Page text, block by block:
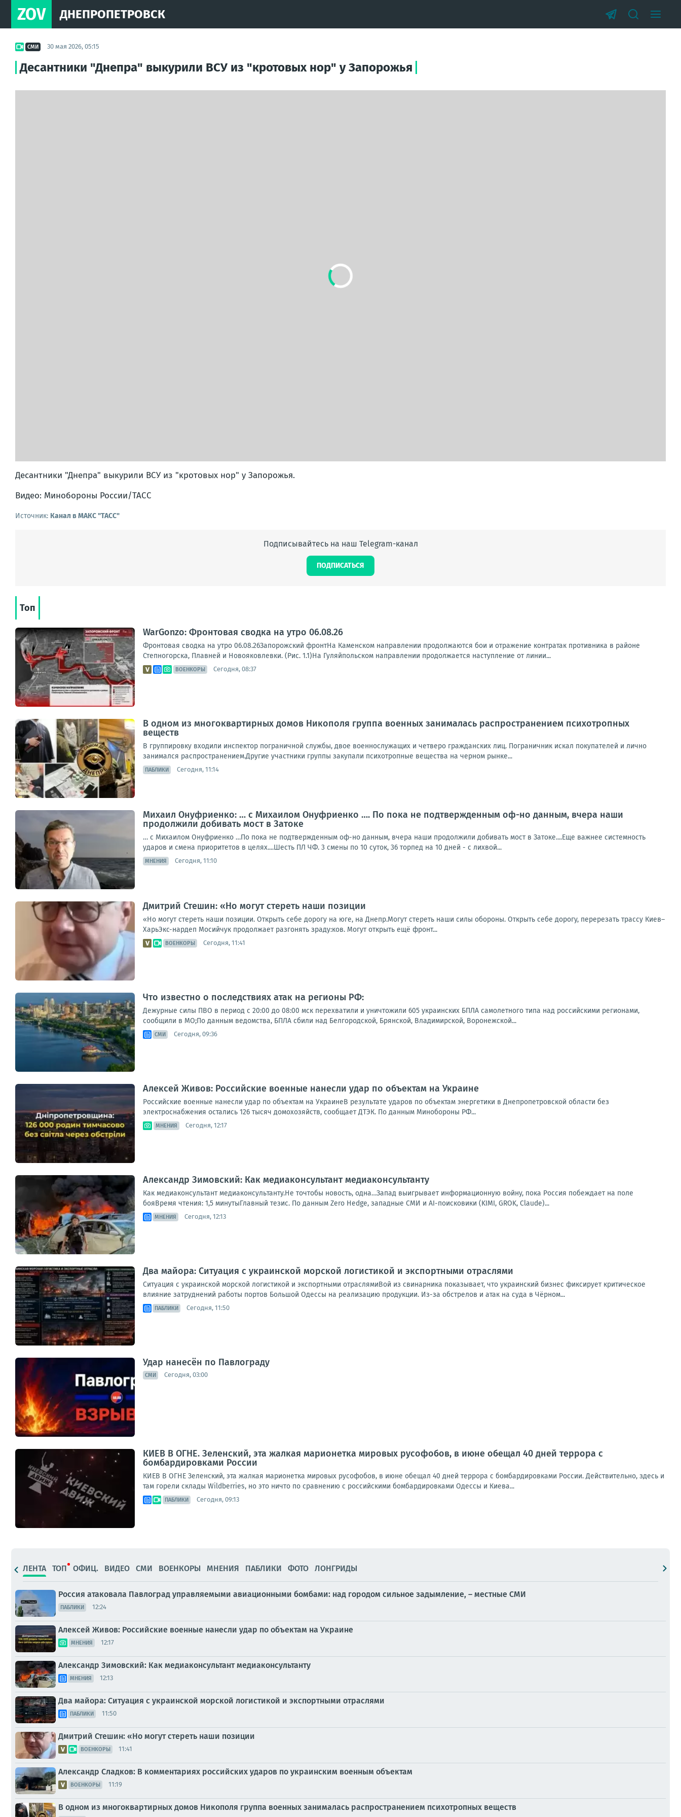
ZOV ДНЕПРОПЕТРОВСК
СМИ 30 мая 2026, 05:15
Десантники "Днепра" выкурили ВСУ из "кротовых нор" у Запорожья
Десантники "Днепра" выкурили ВСУ из "кротовых нор" у Запорожья.
Видео: Минобороны России/ТАСС
Источник: Канал в МАКС "ТАСС"
Подписывайтесь на наш Telegram-канал
ПОДПИСАТЬСЯ
Топ
WarGonzo: Фронтовая сводка на утро 06.08.26
Фронтовая сводка на утро 06.08.26Запорожский фронтНа Каменском направлении продолжаются бои и отражение контратак противника в районе
Степногорска, Плавней и Новояковлевки. (Рис. 1.1)На Гуляйпольском направлении продолжается наступление от линии...
ВОЕНКОРЫ Сегодня, 08:37
В одном из многоквартирных домов Никополя группа военных занималась распространением психотропных
веществ
В группировку входили инспектор пограничной службы, двое военнослужащих и четверо гражданских лиц. Пограничник искал покупателей и лично
занимался распространением.Другие участники группы закупали психотропные вещества на черном рынке...
ПАБЛИКИ Сегодня, 11:14
Михаил Онуфриенко: … с Михаилом Онуфриенко …. По пока не подтвержденным оф-но данным, вчера наши
продолжили добивать мост в Затоке
… с Михаилом Онуфриенко …По пока не подтвержденным оф-но данным, вчера наши продолжили добивать мост в Затоке....Еще важнее системность
ударов и смена приоритетов в целях....Шесть ПЛ ЧФ. 3 смены по 10 суток, 36 торпед на 10 дней - с лихвой...
МНЕНИЯ Сегодня, 11:10
Дмитрий Стешин: «Но могут стереть наши позиции
«Но могут стереть наши позиции. Открыть себе дорогу на юге, на Днепр.Могут стереть наши силы обороны. Открыть себе дорогу, перерезать трассу Киев–
ХарьЭкс-нардеп Мосийчук продолжает разгонять зраду:ков. Могут открыть ещё фронт...
ВОЕНКОРЫ Сегодня, 11:41
Что известно о последствиях атак на регионы РФ:
Дежурные силы ПВО в период с 20:00 до 08:00 мск перехватили и уничтожили 605 украинских БПЛА самолетного типа над российскими регионами,
сообщили в МО;По данным ведомства, БПЛА сбили над Белгородской, Брянской, Владимирской, Воронежской...
СМИ Сегодня, 09:36
Алексей Живов: Российские военные нанесли удар по объектам на Украине
Российские военные нанесли удар по объектам на УкраинеВ результате ударов по объектам энергетики в Днепропетровской области без
электроснабжения остались 126 тысяч домохозяйств, сообщает ДТЭК. По данным Минобороны РФ...
МНЕНИЯ Сегодня, 12:17
Александр Зимовский: Как медиаконсультант медиаконсультанту
Как медиаконсультант медиаконсультанту.Не точтобы новость, одна…Запад выигрывает информационную войну, пока Россия побеждает на поле
бояВремя чтения: 1,5 минутыГлавный тезис. По данным Zero Hedge, западные СМИ и AI-поисковики (KIMI, GROK, Claude)...
МНЕНИЯ Сегодня, 12:13
Два майора: Ситуация с украинской морской логистикой и экспортными отраслями
Ситуация с украинской морской логистикой и экспортными отраслямиВой из свинарника показывает, что украинский бизнес фиксирует критическое
влияние затруднений работы портов Большой Одессы на реализацию продукции. Из-за обстрелов и атак на суда в Чёрном...
ПАБЛИКИ Сегодня, 11:50
Удар нанесён по Павлограду
СМИ Сегодня, 03:00
КИЕВ В ОГНЕ. Зеленский, эта жалкая марионетка мировых русофобов, в июне обещал 40 дней террора с
бомбардировками России
КИЕВ В ОГНЕ Зеленский, эта жалкая марионетка мировых русофобов, в июне обещал 40 дней террора с бомбардировками России. Действительно, здесь и
там горели склады Wildberries, но это ничто по сравнению с российскими бомбардировками Одессы и Киева...
ПАБЛИКИ Сегодня, 09:13
ЛЕНТА ТОП ОФИЦ. ВИДЕО СМИ ВОЕНКОРЫ МНЕНИЯ ПАБЛИКИ ФОТО ЛОНГРИДЫ
Россия атаковала Павлоград управляемыми авиационными бомбами: над городом сильное задымление, – местные СМИ
ПАБЛИКИ 12:24
Алексей Живов: Российские военные нанесли удар по объектам на Украине
МНЕНИЯ 12:17
Александр Зимовский: Как медиаконсультант медиаконсультанту
МНЕНИЯ 12:13
Два майора: Ситуация с украинской морской логистикой и экспортными отраслями
ПАБЛИКИ 11:50
Дмитрий Стешин: «Но могут стереть наши позиции
ВОЕНКОРЫ 11:41
Александр Сладков: В комментариях российских ударов по украинским военным объектам
ВОЕНКОРЫ 11:19
В одном из многоквартирных домов Никополя группа военных занималась распространением психотропных веществ